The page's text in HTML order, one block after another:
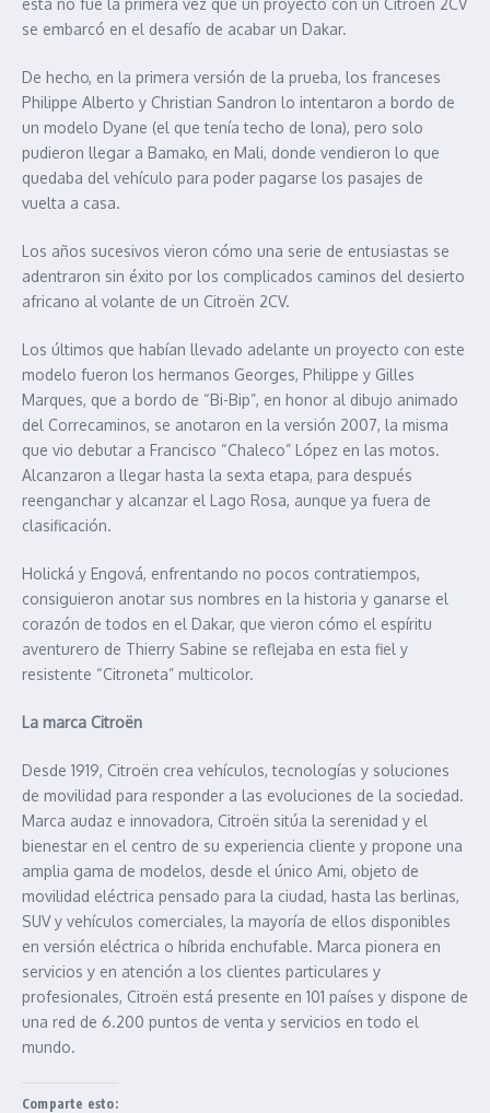
se embarcó en el desafío de acabar un Dakar.
De hecho, en la primera versión de la prueba, los franceses
Philippe Alberto y Christian Sandron lo intentaron a bordo de
un modelo Dyane (el que tenía techo de lona), pero solo
pudieron llegar a Bamako, en Mali, donde vendieron lo que
quedaba del vehículo para poder pagarse los pasajes de
vuelta a casa.
Los años sucesivos vieron cómo una serie de entusiastas se
adentraron sin éxito por los complicados caminos del desierto
africano al volante de un Citroën 2CV.
Los últimos que habían llevado adelante un proyecto con este
modelo fueron los hermanos Georges, Philippe y Gilles
Marques, que a bordo de “Bi-Bip”, en honor al dibujo animado
del Correcaminos, se anotaron en la versión 2007, la misma
que vio debutar a Francisco “Chaleco” López en las motos.
Alcanzaron a llegar hasta la sexta etapa, para después
reenganchar y alcanzar el Lago Rosa, aunque ya fuera de
clasificación.
Holická y Engová, enfrentando no pocos contratiempos,
consiguieron anotar sus nombres en la historia y ganarse el
corazón de todos en el Dakar, que vieron cómo el espíritu
aventurero de Thierry Sabine se reflejaba en esta fiel y
resistente “Citroneta” multicolor.
La marca Citroën
Desde 1919, Citroën crea vehículos, tecnologías y soluciones
de movilidad para responder a las evoluciones de la sociedad.
Marca audaz e innovadora, Citroën sitúa la serenidad y el
bienestar en el centro de su experiencia cliente y propone una
amplia gama de modelos, desde el único Ami, objeto de
movilidad eléctrica pensado para la ciudad, hasta las berlinas,
SUV y vehículos comerciales, la mayoría de ellos disponibles
en versión eléctrica o híbrida enchufable. Marca pionera en
servicios y en atención a los clientes particulares y
profesionales, Citroën está presente en 101 países y dispone de
una red de 6.200 puntos de venta y servicios en todo el
mundo.
Comparte esto: